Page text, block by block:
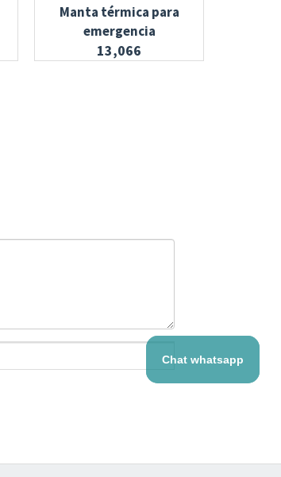
Manta térmica para
emergencia
13,066
Chat whatsapp